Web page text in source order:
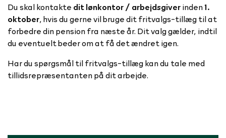
Du skal kontakte dit lønkontor / arbejdsgiverinden1.
oktober, hvis du gerne vil bruge dit fritvalgs-tillæg til at
forbedre din pension fra næste år. Dit valg gælder, indtil
du eventuelt beder om at få det ændret igen.
Har du spørgsmål til fritvalgs-tillæg kan du tale med
tillidsrepræsentanten på dit arbejde.